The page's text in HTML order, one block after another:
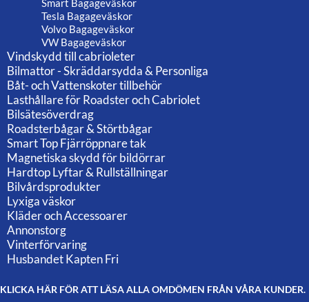
Smart Bagageväskor
Tesla Bagageväskor
Volvo Bagageväskor
VW Bagageväskor
Vindskydd till cabrioleter
Bilmattor - Skräddarsydda & Personliga
Båt- och Vattenskoter tillbehör
Lasthållare för Roadster och Cabriolet
Bilsätesöverdrag
Roadsterbågar & Störtbågar
Smart Top Fjärröppnare tak
Magnetiska skydd för bildörrar
Hardtop Lyftar & Rullställningar
Bilvårdsprodukter
Lyxiga väskor
Kläder och Accessoarer
Annonstorg
Vinterförvaring
Husbandet Kapten Fri
KLICKA HÄR FÖR ATT LÄSA ALLA OMDÖMEN FRÅN VÅRA KUNDER.